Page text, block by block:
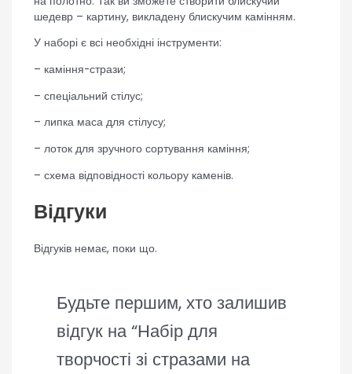
шедевр – картину, викладену блискучим камінням.
У наборі є всі необхідні інструменти:
– каміння-стрази;
– спеціальний стілус;
– липка маса для стілусу;
– лоток для зручного сортування каміння;
– схема відповідності кольору каменів.
Відгуки
Відгуків немає, поки що.
Будьте першим, хто залишив
відгук на “Набір для
творчості зі стразами на